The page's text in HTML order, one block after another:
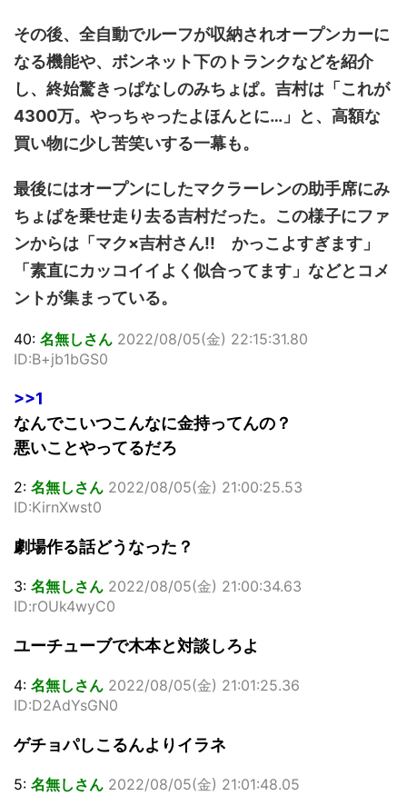
その後、全自動でルーフが収納されオープンカーに
なる機能や、ボンネット下のトランクなどを紹介
し、終始驚きっぱなしのみちょぱ。吉村は「これが
4300万。やっちゃったよほんとに…」と、高額な
買い物に少し苦笑いする一幕も。
最後にはオープンにしたマクラーレンの助手席にみ
ちょぱを乗せ走り去る吉村だった。この様子にファ
ンからは「マク×吉村さん!! かっこよすぎます」
「素直にカッコイイよく似合ってます」などとコメ
ントが集まっている。
40: 名無しさん 2022/08/05(金) 22:15:31.80
ID:B+jb1bGS0
>>1
なんでこいつこんなに金持ってんの？
悪いことやってるだろ
2: 名無しさん 2022/08/05(金) 21:00:25.53
ID:KirnXwst0
劇場作る話どうなった？
3: 名無しさん 2022/08/05(金) 21:00:34.63
ID:rOUk4wyC0
ユーチューブで木本と対談しろよ
4: 名無しさん 2022/08/05(金) 21:01:25.36
ID:D2AdYsGN0
ゲチョパしこるんよりイラネ
5: 名無しさん 2022/08/05(金) 21:01:48.05